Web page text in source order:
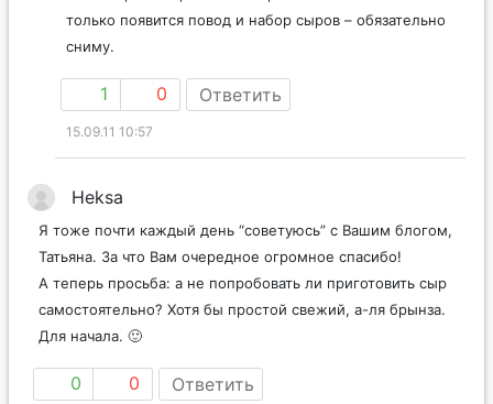
Фото сырной тарелки постараюсь выложить. Как
только появится повод и набор сыров – обязательно
1 0 Ответить
15.09.11 10:57
Я тоже почти каждый день “советуюсь” с Вашим блогом,
Татьяна. За что Вам очередное огромное спасибо!
А теперь просьба: а не попробовать ли приготовить сыр
самостоятельно? Хотя бы простой свежий, а-ля брынза.